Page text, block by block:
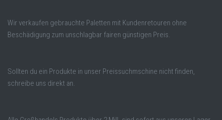
Wir verkaufen gebrauchte Paletten mit Kundenretouren ohne
Beschädigung zum unschlagbar fairen günstigen Preis.
Sollten du ein Produkte in unser Preissuchmschine nicht finden,
schreibe uns direkt an.